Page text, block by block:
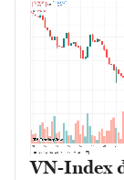
VN-Index